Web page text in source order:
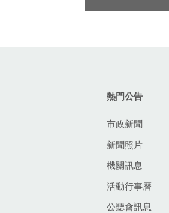
熱門公告
市政新聞
新聞照片
機關訊息
活動行事曆
公聽會訊息